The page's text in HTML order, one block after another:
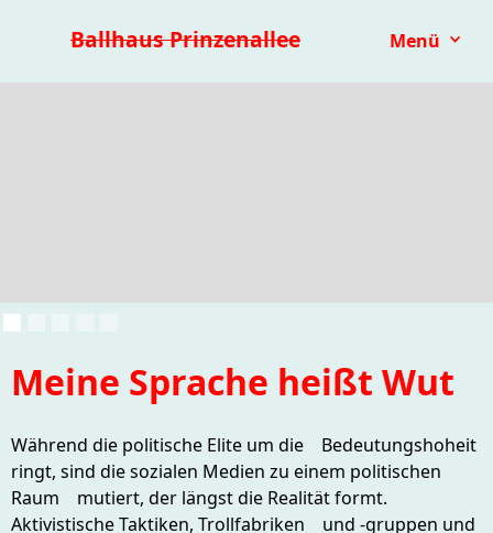
Ballhaus Prinzenallee Menü
Kinder- & Jugendtheater mit.mach.bühne
Meine Sprache heißt Wut
Während die politische Elite um die Bedeutungshoheit
ringt, sind die sozialen Medien zu einem politischen
Raum mutiert, der längst die Realität formt.
Aktivistische Taktiken, Trollfabriken und -gruppen und